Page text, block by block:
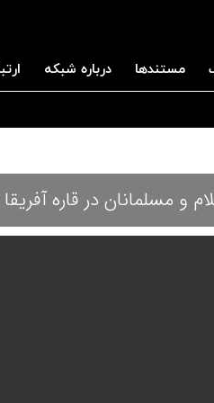
مستندها درباره شبکه
مسلمانان در قاره